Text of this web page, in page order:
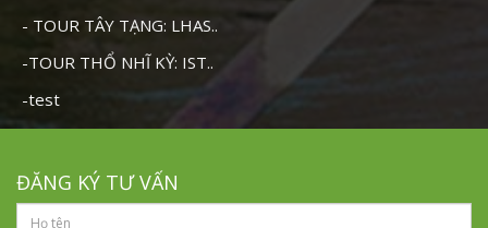
- TOUR TÂY TẠNG: LHAS..
-TOUR THỔ NHĨ KỲ: IST..
-test
ĐĂNG KÝ TƯ VẤN